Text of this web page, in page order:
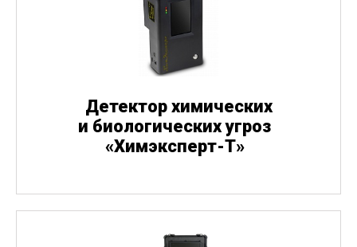
Детектор химических
и биологических угроз
«Химэксперт-Т»